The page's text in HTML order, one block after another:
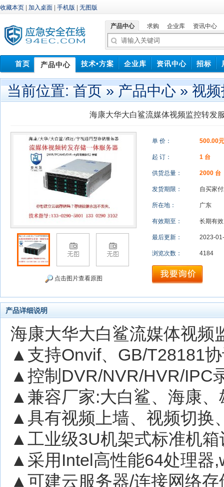
收藏本页 加入桌面 手机版 无图版
产品中心 求购 企业库 资讯中心
首页 产品中心 技术•方案 企业库 资讯中心 招标
中标信息
当前位置:首页»产品中心»视
海康大华大白鲨流媒体视频监控转发
点击图片查看原图
单 价： 500.00
起 订： 1 台
供货总量： 2000 台
发货期限： 自买家
所在地： 广东
有效期至： 长期有效
最后更新： 2023-
浏览次数： 4184
产品详细说明
海康大华大白鲨流媒体视频
▲支持Onvif、GB/T28181
▲控制DVR/NVR/HVR/IPC
▲兼容厂家:大白鲨、海康
▲具有视频上墙、视频切换
▲工业级3U机架式标准机
▲采用Intel高性能64处理器
▲可建云服务器/连接网络存